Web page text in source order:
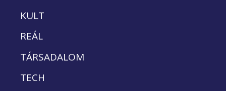
KULT
REÁL
TÁRSADALOM
TECH